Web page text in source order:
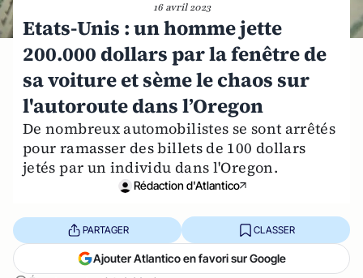
16 avril 2023
Etats-Unis : un homme jette
200.000 dollars par la fenêtre de
sa voiture et sème le chaos sur
l'autoroute dans l’Oregon
De nombreux automobilistes se sont arrêtés
pour ramasser des billets de 100 dollars
jetés par un individu dans l'Oregon.
Rédaction d'Atlantico
PARTAGER CLASSER
Ajouter Atlantico en favori sur Google